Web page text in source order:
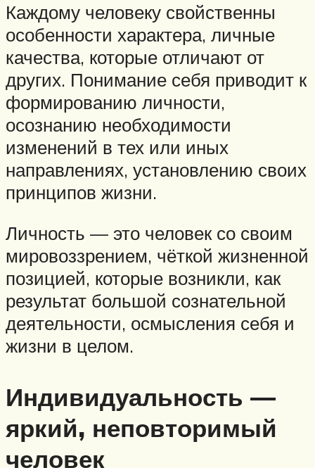
Каждому человеку свойственны
особенности характера, личные
качества, которые отличают от
других. Понимание себя приводит к
формированию личности,
осознанию необходимости
изменений в тех или иных
направлениях, установлению своих
принципов жизни.
Личность — это человек со своим
мировоззрением, чёткой жизненной
позицией, которые возникли, как
результат большой сознательной
деятельности, осмысления себя и
жизни в целом.
Индивидуальность —
яркий, неповторимый
человек